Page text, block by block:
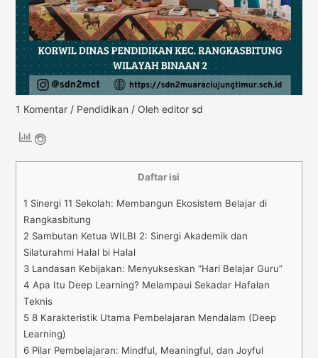
1 Komentar / Pendidikan / Oleh editor sd
Daftar isi
1 Sinergi 11 Sekolah: Membangun Ekosistem Belajar di
Rangkasbitung
2 Sambutan Ketua WILBI 2: Sinergi Akademik dan
Silaturahmi Halal bi Halal
3Landasan Kebijakan: Menyukseskan “Hari Belajar Guru”
4 Apa Itu Deep Learning? Melampaui Sekadar Hafalan
Teknis
58 Karakteristik Utama Pembelajaran Mendalam (Deep
Learning)
6Pilar Pembelajaran: Mindful, Meaningful, dan Joyful